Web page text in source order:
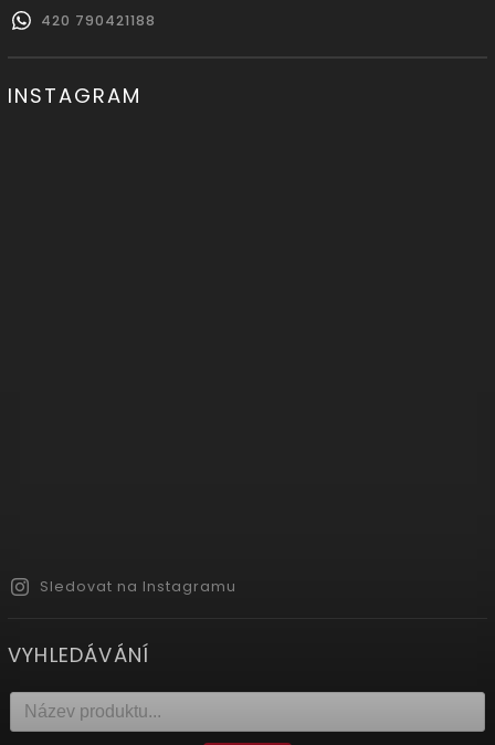
420 790421188
INSTAGRAM
Sledovat na Instagramu
VYHLEDÁVÁNÍ